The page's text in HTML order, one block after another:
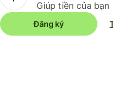
Giúp tiền của
Đăng ký